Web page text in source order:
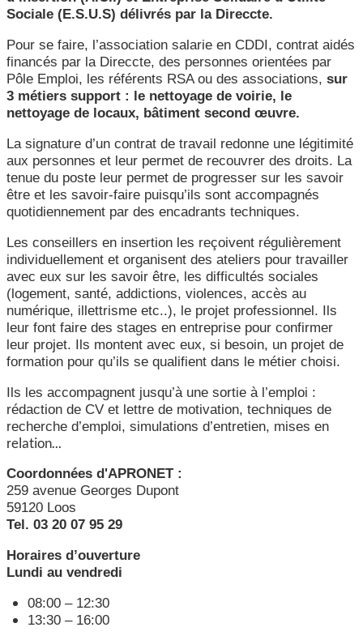
Sociale (E.S.U.S) délivrés par la Direccte.
Pour se faire, l’association salarie en CDDI, contrat aidés
financés par la Direccte, des personnes orientées par
Pôle Emploi, les référents RSA ou des associations,sur
3 métiers support : le nettoyage de voirie, le
nettoyage de locaux, bâtiment second œuvre.
La signature d’un contrat de travail redonne une légitimité
aux personnes et leur permet de recouvrer des droits. La
tenue du poste leur permet de progresser sur les savoir
être et les savoir-faire puisqu’ils sont accompagnés
quotidiennement par des encadrants techniques.
Les conseillers en insertion les reçoivent régulièrement
individuellement et organisent des ateliers pour travailler
avec eux sur les savoir être, les difficultés sociales
(logement, santé, addictions, violences, accès au
numérique, illettrisme etc..), le projet professionnel. Ils
leur font faire des stages en entreprise pour confirmer
leur projet. Ils montent avec eux, si besoin, un projet de
formation pour qu’ils se qualifient dans le métier choisi.
Ils les accompagnent jusqu’à une sortie à l’emploi :
rédaction de CV et lettre de motivation, techniques de
recherche d’emploi, simulations d’entretien, mises en
relation...
Coordonnées d'APRONET :
259 avenue Georges Dupont
59120 Loos
Tel. 03 20 07 95 29
Horaires d’ouverture
Lundi au vendredi
08:00 – 12:30
13:30 – 16:00